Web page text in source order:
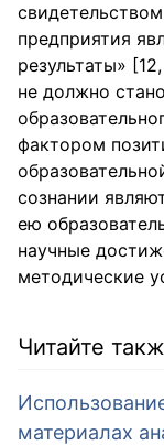
предприятия
результаты»
не должно
фактором
сознании
ею
научные
методические
Читайте
материалах